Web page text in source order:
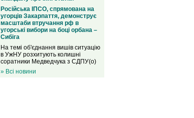
Російська ІПСО, спрямована на
угорців Закарпаття, демонструє
масштаби втручання рф в
угорські вибори на боці орбана –
Сибіга
На темі об'єднання вишів ситуацію
в УжНУ розхитують колишні
соратники Медведчука з СДПУ(о)
» Всі новини